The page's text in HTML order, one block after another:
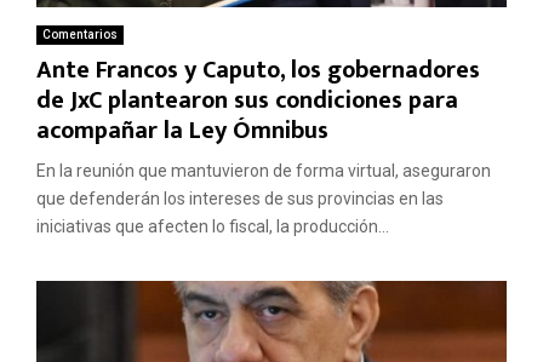
Comentarios
Ante Francos y Caputo, los gobernadores
de JxC plantearon sus condiciones para
acompañar la Ley Ómnibus
En la reunión que mantuvieron de forma virtual, aseguraron
que defenderán los intereses de sus provincias en las
iniciativas que afecten lo fiscal, la producción...